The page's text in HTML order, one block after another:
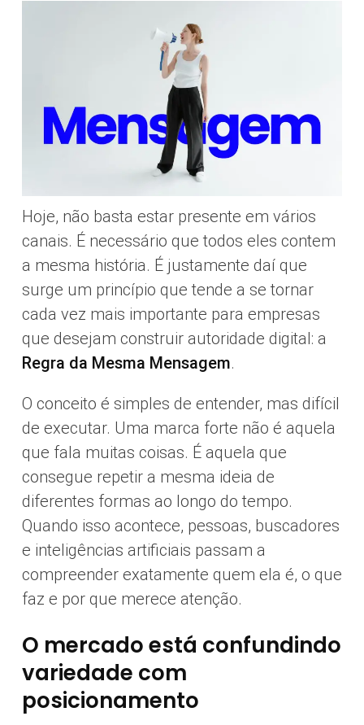
Hoje, não basta estar presente em vários
canais. É necessário que todos eles contem
a mesma história. É justamente daí que
surge um princípio que tende a se tornar
cada vez mais importante para empresas
que desejam construir autoridade digital: a
Regra da Mesma Mensagem.
O conceito é simples de entender, mas difícil
de executar. Uma marca forte não é aquela
que fala muitas coisas. É aquela que
consegue repetir a mesma ideia de
diferentes formas ao longo do tempo.
Quando isso acontece, pessoas, buscadores
e inteligências artificiais passam a
compreender exatamente quem ela é, o que
faz e por que merece atenção.
O mercado está confundindo
variedade com
posicionamento